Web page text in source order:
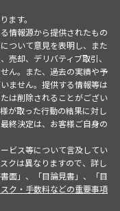
ます。
情報源から提供されたもの
ついて意見を表明し、また
売却、デリバティブ取引、
ん。また、過去の実績や予
ません。提供する情報等は
は削除されることがござい
が取った行動の結果に対し
終決定は、お客様ご自身の
ビス等について言及してい
クは異なりますので、詳し
面」、「目論見書」、「目
スク・手数料などの重要事項